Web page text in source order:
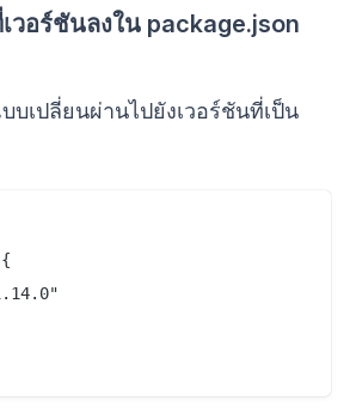
วอร์ชันลงใน package.json
บเปลี่ยนผ่านไปยังเวอร์ชันที่เป็น